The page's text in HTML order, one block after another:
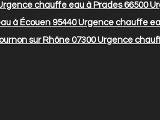
chauffe eau à Prades 66500
à Écouen 95440Urgence chauffe
sur Rhône 07300Urgence